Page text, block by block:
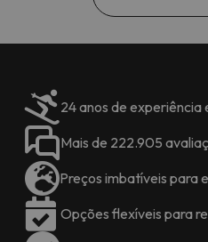
24 anos de experiência
Mais de 222.905
Preços imbatíveis para
Opções flexíveis para